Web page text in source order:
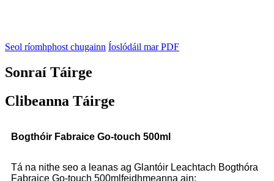
Seol ríomhphost chugainn Íoslódáil mar PDF
Sonraí Táirge
Clibeanna Táirge
Bogthóir Fabraice Go-touch 500ml
Tá na nithe seo a leanas ag Glantóir Leachtach Bogthóra
Fabraice Go-touch 500ml feidhmeanna ain: